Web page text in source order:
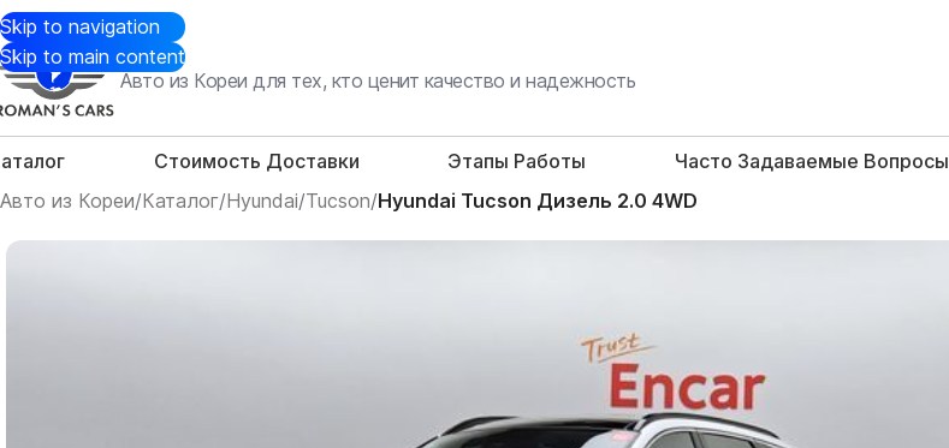
Skip to navigation
Skip to main content
Авто из Кореи для тех, кто ценит качество и надежность
Стоимость Доставки Этапы Работы Часто Задаваемые Вопросы
Авто из Кореи/Каталог/Hyundai/Tucson/Hyundai Tucson Дизель 2.0 4WD